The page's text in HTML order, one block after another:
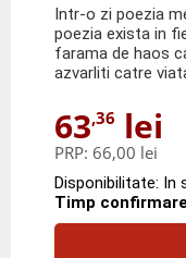
Intr-o zi poezia
poezia exista in
farama de haos
azvarliti catre
63,36 lei
PRP: 66,00 lei
Disponibilitate:
Timp